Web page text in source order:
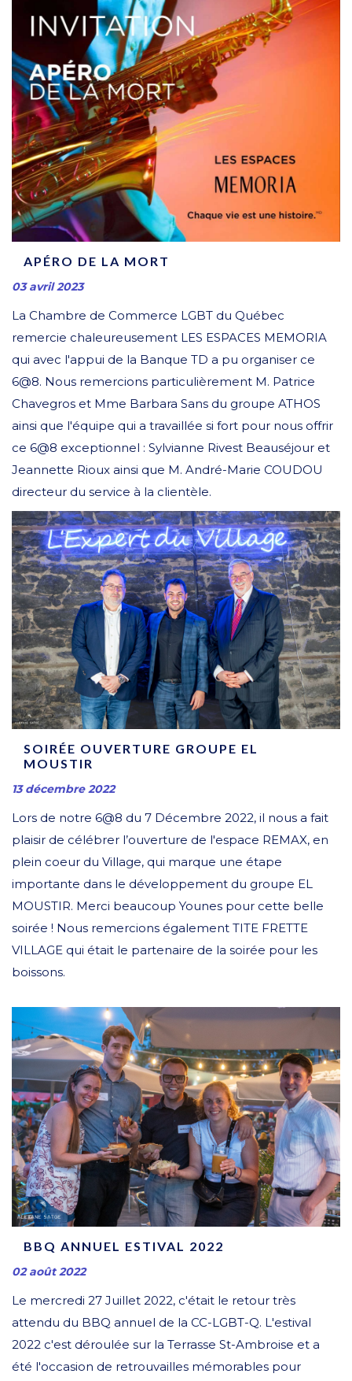
APÉRO DE LA MORT
03 avril 2023
La Chambre de Commerce LGBT du Québec
remercie chaleureusement LES ESPACES MEMORIA
qui avec l'appui de la Banque TD a pu organiser ce
6@8. Nous remercions particulièrement M. Patrice
Chavegros et Mme Barbara Sans du groupe ATHOS
ainsi que l'équipe qui a travaillée si fort pour nous offrir
ce 6@8 exceptionnel : Sylvianne Rivest Beauséjour et
Jeannette Rioux ainsi que M. André-Marie COUDOU
directeur du service à la clientèle.
SOIRÉE OUVERTURE GROUPE EL
MOUSTIR
13 décembre 2022
Lors de notre 6@8 du 7 Décembre 2022, il nous a fait
plaisir de célébrer l’ouverture de l'espace REMAX, en
plein coeur du Village, qui marque une étape
importante dans le développement du groupe EL
MOUSTIR. Merci beaucoup Younes pour cette belle
soirée ! Nous remercions également TITE FRETTE
VILLAGE qui était le partenaire de la soirée pour les
boissons.
BBQ ANNUEL ESTIVAL 2022
02 août 2022
Le mercredi 27 Juillet 2022, c'était le retour très
attendu du BBQ annuel de la CC-LGBT-Q. L'estival
2022 c'est déroulée sur la Terrasse St-Ambroise et a
été l'occasion de retrouvailles mémorables pour